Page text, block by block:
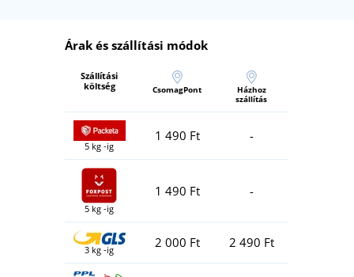
Árak és szállítási módok
Szállítási
költség
CsomagPont
Házhoz
szállítás
5 kg -ig
1 490 Ft -
5 kg -ig
1 490 Ft -
3 kg -ig 2 000 Ft 2 490 Ft